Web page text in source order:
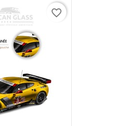
favorite_border